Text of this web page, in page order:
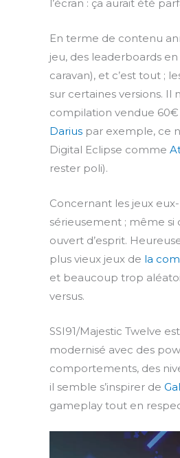
l’écran : ça aurait été
En terme de contenu
jeu, des leaderboards
caravan), et c’est tout ;
sur certaines versions. Il
compilation vendue 60€
Darius par exemple, ce
Digital Eclipse comme
rester poli).
Concernant les jeux
sérieusement ; même si
ouvert d’esprit.
plus vieux jeux de la
et beaucoup trop
versus.
SSI91/Majestic Twelve
modernisé avec des
comportements, des
il semble s’inspirer de
gameplay tout en